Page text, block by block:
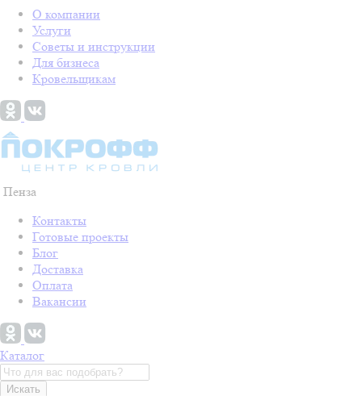
О компании
Услуги
Советы и инструкции
Для бизнеса
Кровельщикам
Пенза
Контакты
Готовые проекты
Блог
Доставка
Оплата
Вакансии
Каталог
Искать